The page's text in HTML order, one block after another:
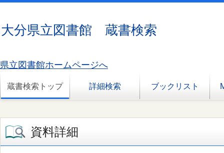
大分県立図書館 蔵書検索
県立図書館ホームページへ
蔵書検索トップ 詳細検索 ブックリスト
資料詳細